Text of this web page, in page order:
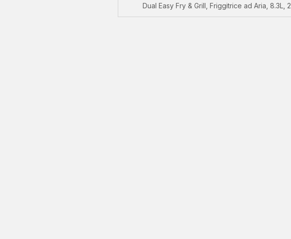
Dual Easy Fry & Grill, Friggitrice ad Aria, 8.3L,